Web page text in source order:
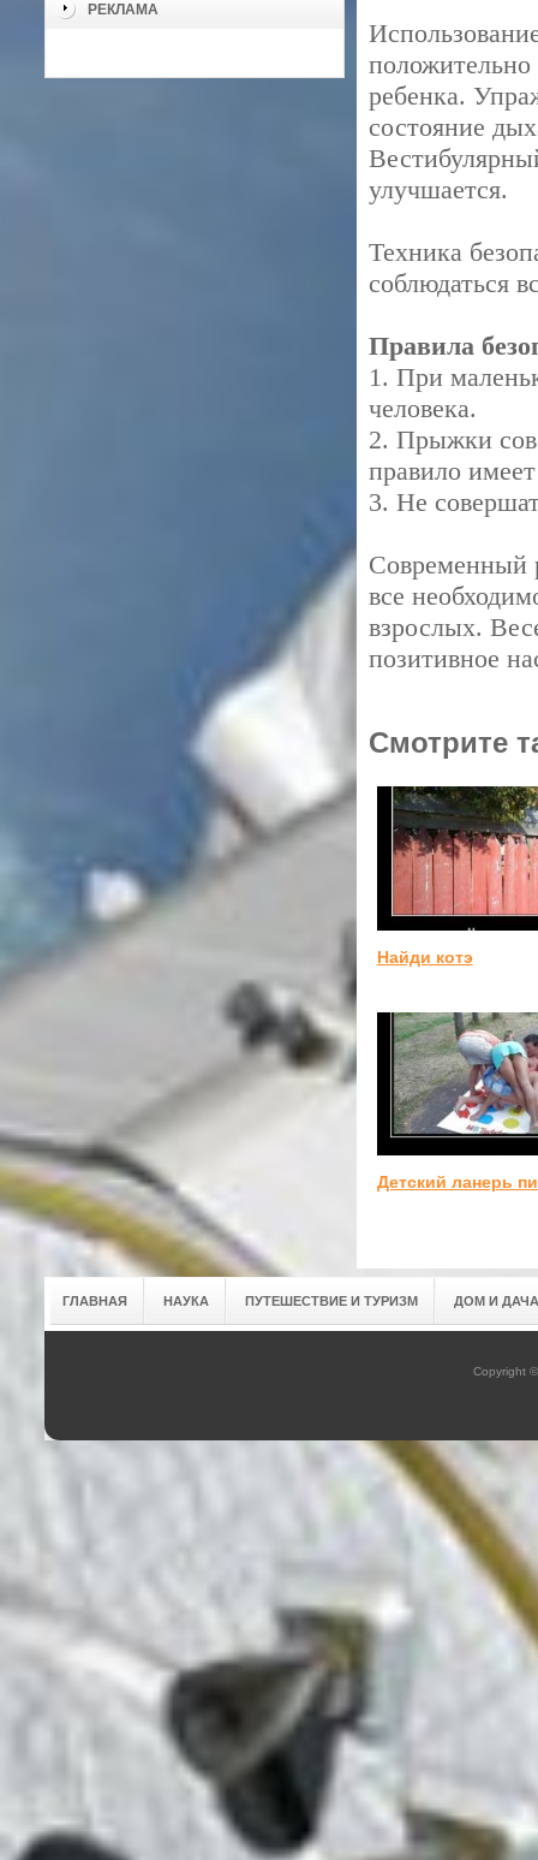
РЕКЛАМА
положительно
ребенка.
состояние
улучшается.
Техника
соблюдаться
Правила
1. При
человека.
2. Прыжки
правило
3. Не
Современный
все
взрослых.
позитивное
Смотрите
Найди котэ
Детский ланерь
ГЛАВНАЯ НАУКА ПУТЕШЕСТВИЕ И ТУРИЗМ ДОМ И ДАЧА
Copyright